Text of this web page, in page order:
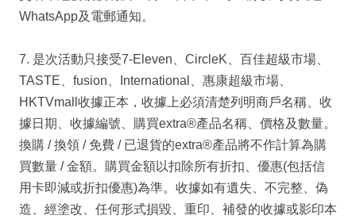
WhatsApp及電郵通知。
7. 是次活動只接受7-Eleven、CircleK、百佳超級市場、
TASTE、fusion、International、惠康超級市場、
HKTVmall收據正本，收據上必須清楚列明商戶名稱、收
據日期、收據編號、購買extra®產品名稱、價格及數量。
換購 / 換領 / 免費 / 已退貨的extra®產品將不作計算為購
買數量 / 金額。購買金額以扣除所有折扣、優惠(包括信
用卡即減或折扣優惠)為準。收據如有遺失、不完整、偽
造、經塗改、任何形式損毀、重印、補發的收據或影印本